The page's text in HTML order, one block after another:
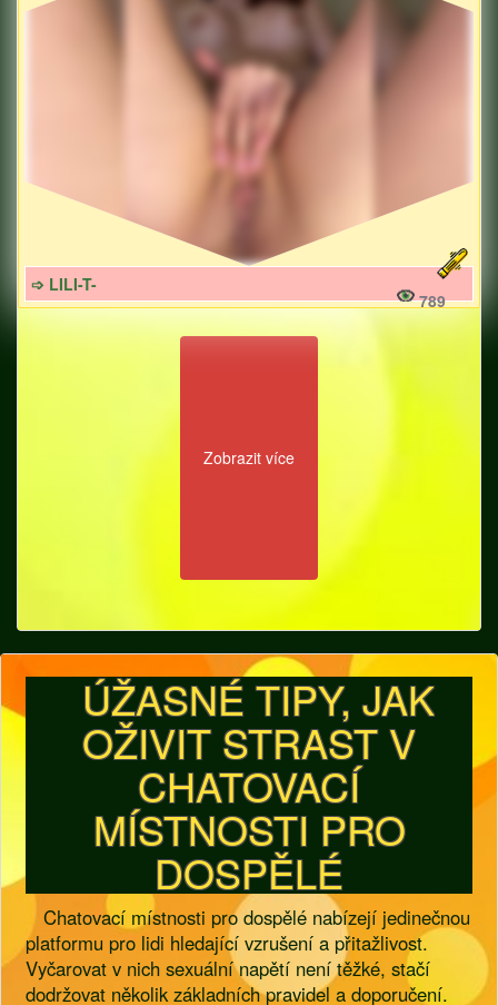
➩ LILI-T-
789
Zobrazit více
ÚŽASNÉ TIPY, JAK
OŽIVIT STRAST V
CHATOVACÍ
MÍSTNOSTI PRO
DOSPĚLÉ
Chatovací místnosti pro dospělé nabízejí jedinečnou
platformu pro lidi hledající vzrušení a přitažlivost.
Vyčarovat v nich sexuální napětí není těžké, stačí
dodržovat několik základních pravidel a doporučení.